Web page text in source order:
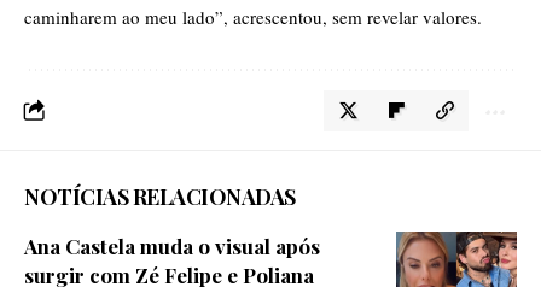
caminharem ao meu lado”, acrescentou, sem revelar valores.
NOTÍCIAS RELACIONADAS
Ana Castela muda o visual após
surgir com Zé Felipe e Poliana